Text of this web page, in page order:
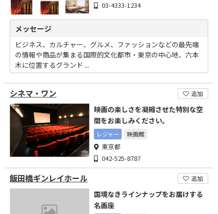
03-4333-1234
メッセージ
ビジネス、カルチャー、グルメ、ファッションなどの最先端
の情報や商品が集まる国際的文化都市・東京の​中心地、六本
木に位置するグランド ...
シネマ・ワン 追加
映画の楽しさを凝縮させた特別な空
間をお楽しみください。
レジャー 映画館
東京都
042-525-8787
飯田橋ギンレイホール 追加
国境なきラインナップをお届けする
名画座